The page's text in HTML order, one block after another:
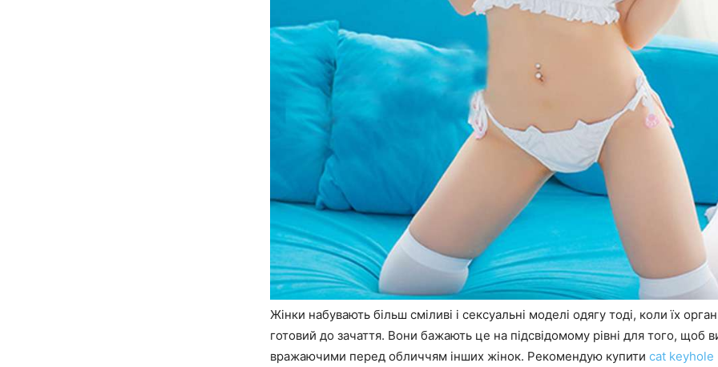
Жінки набувають більш сміливі і сексуальні моделі одягу тоді, коли їх
готовий до зачаття. Вони бажають це на підсвідомому рівні для того, щоб
вражаючими перед обличчям інших жінок. Рекомендую купити cat